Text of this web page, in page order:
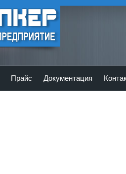
Прайс Документация